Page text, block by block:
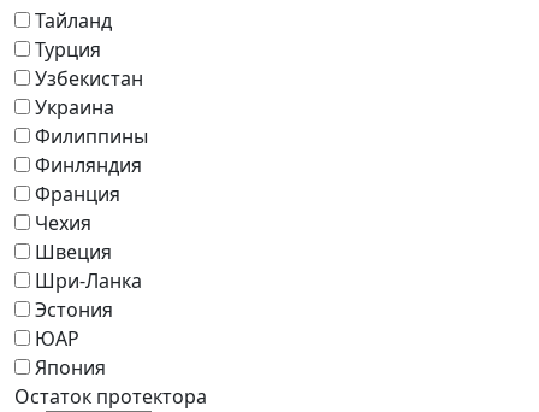
Тайланд
Турция
Узбекистан
Украина
Филиппины
Финляндия
Франция
Чехия
Швеция
Шри-Ланка
Эстония
ЮАР
Япония
Остаток протектора